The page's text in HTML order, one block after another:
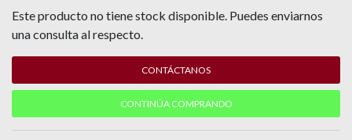
Este producto no tiene stock disponible. Puedes enviarnos
una consulta al respecto.
CONTÁCTANOS
CONTINÚA COMPRANDO